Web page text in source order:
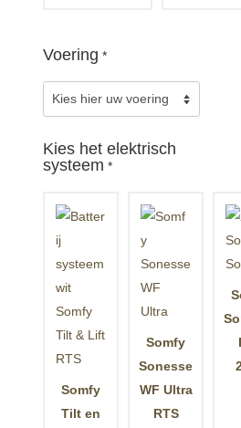
Voering *
Kies het elektrisch
systeem *
Somfy
Tilt en
Somfy
Sonesse
WF Ultra
RTS